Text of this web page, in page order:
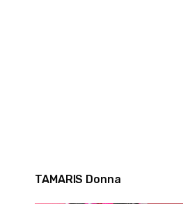
TAMARIS Donna